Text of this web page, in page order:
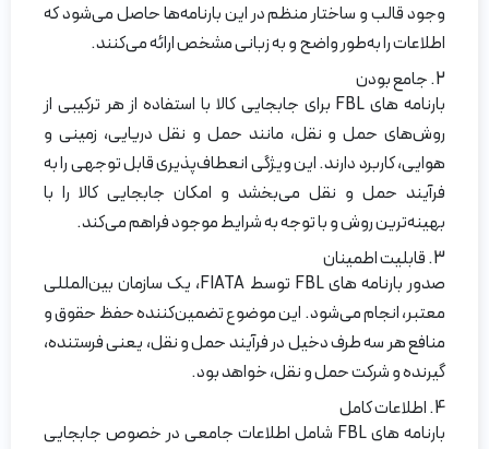
وجود قالب و ساختار منظم در این بارنامه‌ها حاصل می‌شود که
اطلاعات را به‌طور واضح و به زبانی مشخص ارائه می‌کنند.
2. جامع بودن
بارنامه های FBL برای جابجایی کالا با استفاده از هر ترکیبی از
روش‌های حمل و نقل، مانند حمل و نقل دریایی، زمینی و
هوایی، کاربرد دارند. این ویژگی انعطاف‌پذیری قابل توجهی را به
فرآیند حمل و نقل می‌بخشد و امکان جابجایی کالا را با
بهینه‌ترین روش و با توجه به شرایط موجود فراهم می‌کند.
3. قابلیت اطمینان
صدور بارنامه‌ های FBL توسط FIATA، یک سازمان بین‌المللی
معتبر، انجام می‌شود. این موضوع تضمین‌کننده‌ حفظ حقوق و
منافع هر سه طرف دخیل در فرآیند حمل و نقل، یعنی فرستنده،
گیرنده و شرکت حمل و نقل، خواهد بود.
4. اطلاعات کامل
بارنامه های FBL شامل اطلاعات جامعی در خصوص جابجایی